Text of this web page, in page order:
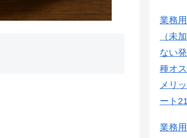
業務
（未
ない
種オ
メリ
ート
業務